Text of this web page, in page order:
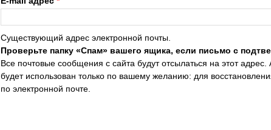
Существующий адрес электронной почты.
Проверьте папку «Спам» вашего ящика, если письмо с
Все почтовые сообщения с сайта будут отсылаться на этот
будет использован только по вашему желанию: для
по электронной почте.